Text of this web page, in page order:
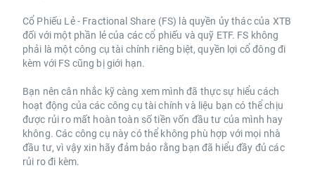
Cổ Phiếu Lẻ - Fractional Share (FS) là quyền ủy thác của XTB
đối với một phần lẻ của các cổ phiếu và quỹ ETF. FS không
phải là một công cụ tài chính riêng biệt, quyền lợi cổ đông đi
kèm với FS cũng bị giới hạn.
Bạn nên cân nhắc kỹ càng xem mình đã thực sự hiểu cách
hoạt động của các công cụ tài chính và liệu bạn có thể chịu
được rủi ro mất hoàn toàn số tiền vốn đầu tư của mình hay
không. Các công cụ này có thể không phù hợp với mọi nhà
đầu tư, vì vậy xin hãy đảm bảo rằng bạn đã hiểu đầy đủ các
rủi ro đi kèm.